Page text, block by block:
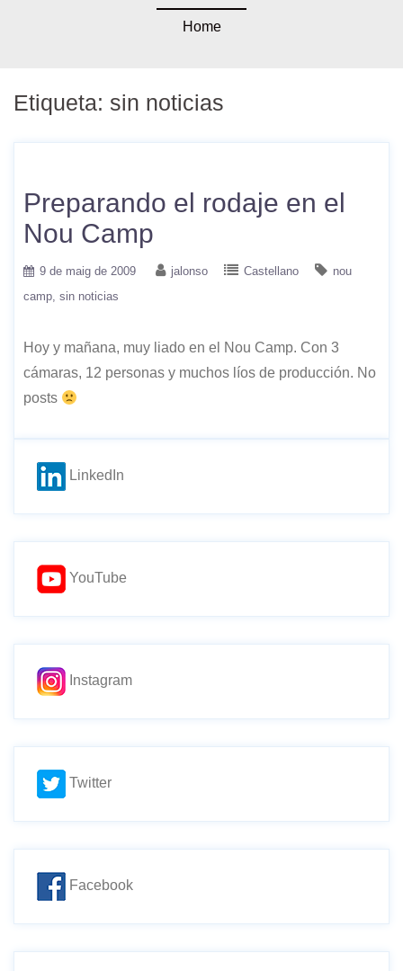
Home
Etiqueta: sin noticias
Preparando el rodaje en el
Nou Camp
9 de maig de 2009 jalonso Castellano
nou
camp sin noticias
Hoy y mañana, muy liado en el Nou Camp. Con 3
cámaras, 12 personas y muchos líos de producción. No
posts
LinkedIn
YouTube
Instagram
Twitter
Facebook